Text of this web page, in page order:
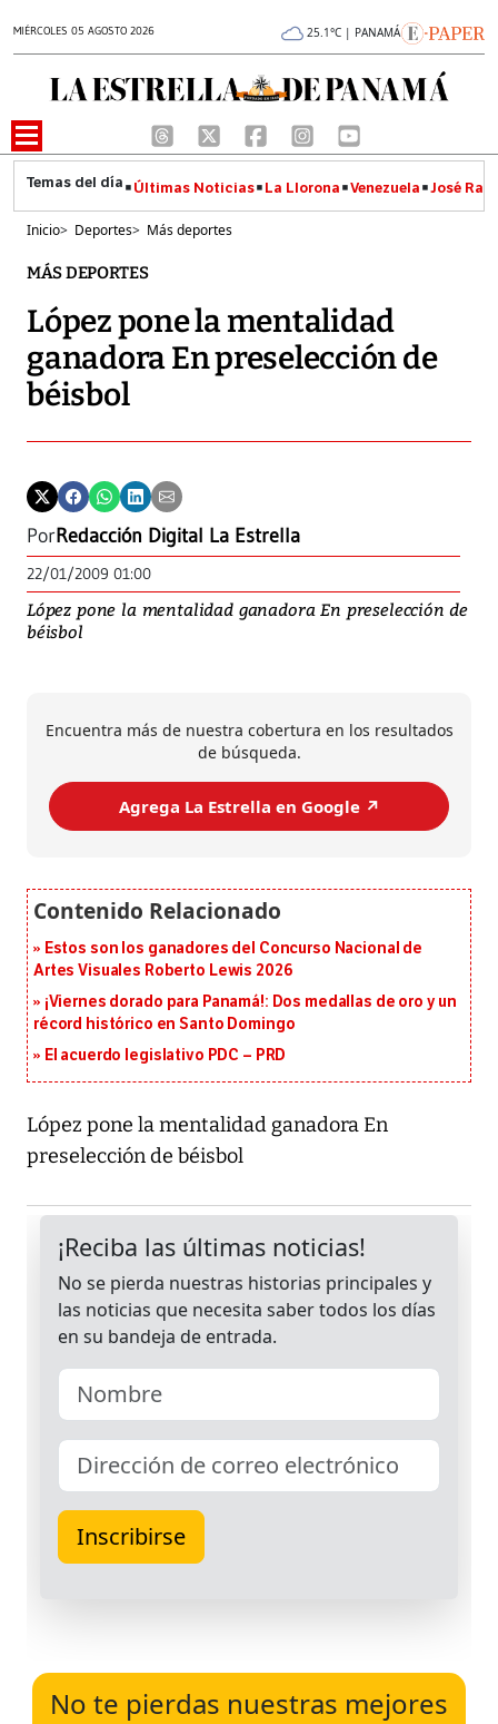
MIÉRCOLES 05 AGOSTO 2026 25.1°C | PANAMÁ
Últimas Noticias La Llorona Venezuela José
Inicio> Deportes> Más deportes
MÁS DEPORTES
López pone la mentalidad
ganadora En preselección de
béisbol
PorRedacción Digital La Estrella
22/01/2009 01:00
López pone la mentalidad ganadora En preselección de
béisbol
Encuentra más de nuestra cobertura en los resultados
de búsqueda.
Agrega La Estrella en Google ↗️
Estos son los ganadores del Concurso Nacional de
Artes Visuales Roberto Lewis 2026
¡Viernes dorado para Panamá!: Dos medallas de oro y un
récord histórico en Santo Domingo
El acuerdo legislativo PDC – PRD
López pone la mentalidad ganadora En
preselección de béisbol
No te pierdas nuestras mejores